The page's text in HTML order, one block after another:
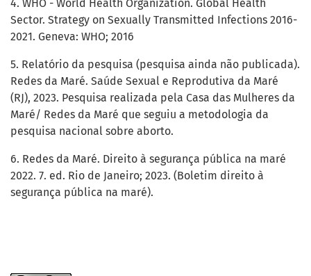
4. WHO - World Health Organization. Global Health
Sector. Strategy on Sexually Transmitted Infections 2016-
2021. Geneva: WHO; 2016
5. Relatório da pesquisa (pesquisa ainda não publicada).
Redes da Maré. Saúde Sexual e Reprodutiva da Maré
(RJ), 2023. Pesquisa realizada pela Casa das Mulheres da
Maré/ Redes da Maré que seguiu a metodologia da
pesquisa nacional sobre aborto.
6. Redes da Maré. Direito à segurança pública na maré
2022. 7. ed. Rio de Janeiro; 2023. (Boletim direito à
segurança pública na maré).